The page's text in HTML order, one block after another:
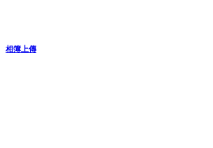
相簿上傳